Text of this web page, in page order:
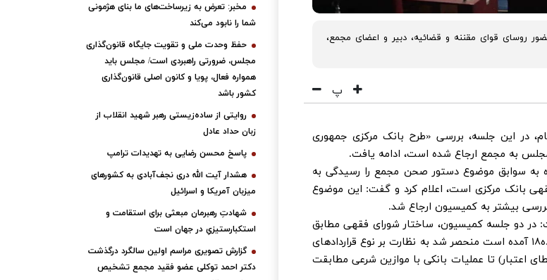
روسای قوای مقننه و قضائیه، دبیر و اعضای مجمع،
پ
در این جلسه، بررسی «طرح بانک مرکزی جمهوری
به مجمع ارجاع شده است، ادامه یافت.
به سوابق موضوع دستور صحن مجمع را رسیدگی به
فقهی بانک مرکزی است، اعلام کرد و گفت: این موضوع
بیشتر به کمیسیون ارجاع شد.
دو جلسه کمیسیون، ساختار شورای فقهی مطابق
نظر مجلس پذیرفته شد اما محدوده کار شورای فقهی که در صدر ماده۱۸ آمده است منحصر شد به نظارت بر نوع قراردادهای
اعتبار) تا عملیات بانکی با موازین شرعی مطابقت
مخبر: تعرض به زیرساخت‌های ما بنای هژمونی
شما را نابود می‌کند
حفظ وحدت ملی و تقویت جایگاه قانون‌گذاری
مجلس، ضرورتی راهبردی است/ مجلس باید
همواره فعال، پویا و کانون اصلی قانون‌گذاری
کشور باشد
روایتی از ساده‌زیستی رهبر شهید انقلاب از
زبان حداد عادل
پاسخ محسن رضایی به تهدیدات ترامپ
هشدار آیت الله دری نجف‌آبادی به کشورهای
میزبان آمریکا و اسرائیل
شهادتِ رهبرمان مبعثی برای استقامت و
استکبارستیزیِ در جهان است
گزارش تصویری مراسم اولین سالگرد درگذشت
دکتر احمد توکلی عضو فقید مجمع تشخیص